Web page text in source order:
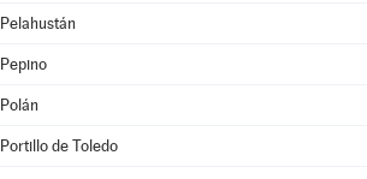
Pelahustán
Pepino
Polán
Portillo de Toledo